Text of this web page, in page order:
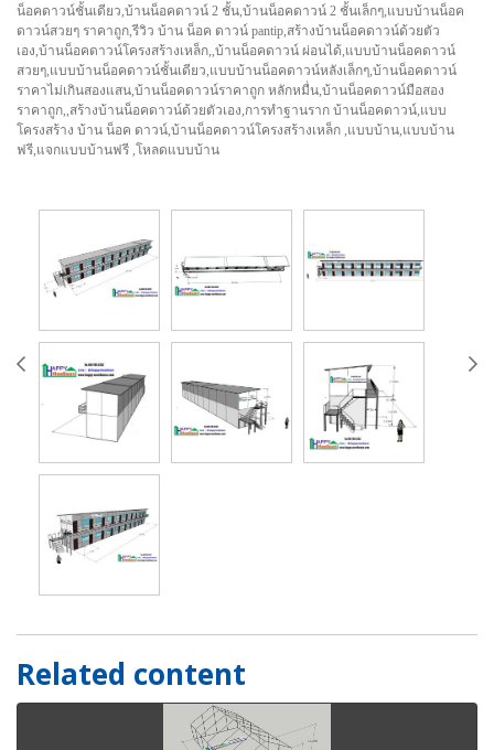
น็อคดาวน์ชั้นเดียว,บ้านน็อคดาวน์ 2 ชั้น,บ้านน็อคดาวน์ 2 ชั้นเล็กๆ,แบบบ้านน็อค
ดาวน์สวยๆ ราคาถูก,รีวิว บ้าน น็อค ดาวน์ pantip,สร้างบ้านน็อคดาวน์ด้วยตัว
เอง,บ้านน็อคดาวน์โครงสร้างเหล็ก,,บ้านน็อคดาวน์ ผ่อนได้,แบบบ้านน็อคดาวน์
สวยๆ,แบบบ้านน็อคดาวน์ชั้นเดียว,แบบบ้านน็อคดาวน์หลังเล็กๆ,บ้านน็อคดาวน์
ราคาไม่เกินสองแสน,บ้านน็อคดาวน์ราคาถูก หลักหมื่น,บ้านน็อคดาวน์มือสอง
ราคาถูก,,สร้างบ้านน็อคดาวน์ด้วยตัวเอง,การทำฐานราก บ้านน็อคดาวน์,แบบ
โครงสร้าง บ้าน น็อค ดาวน์,บ้านน็อคดาวน์โครงสร้างเหล็ก ,แบบบ้าน,แบบบ้าน
ฟรี,แจกแบบบ้านฟรี ,โหลดแบบบ้าน
Related content